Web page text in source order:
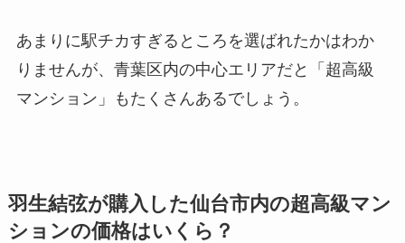
あまりに駅チカすぎるところを選ばれたかはわか
りませんが、青葉区内の中心エリアだと「超高級
マンション」もたくさんあるでしょう。
羽生結弦が購入した仙台市内の超高級マン
ションの価格はいくら？